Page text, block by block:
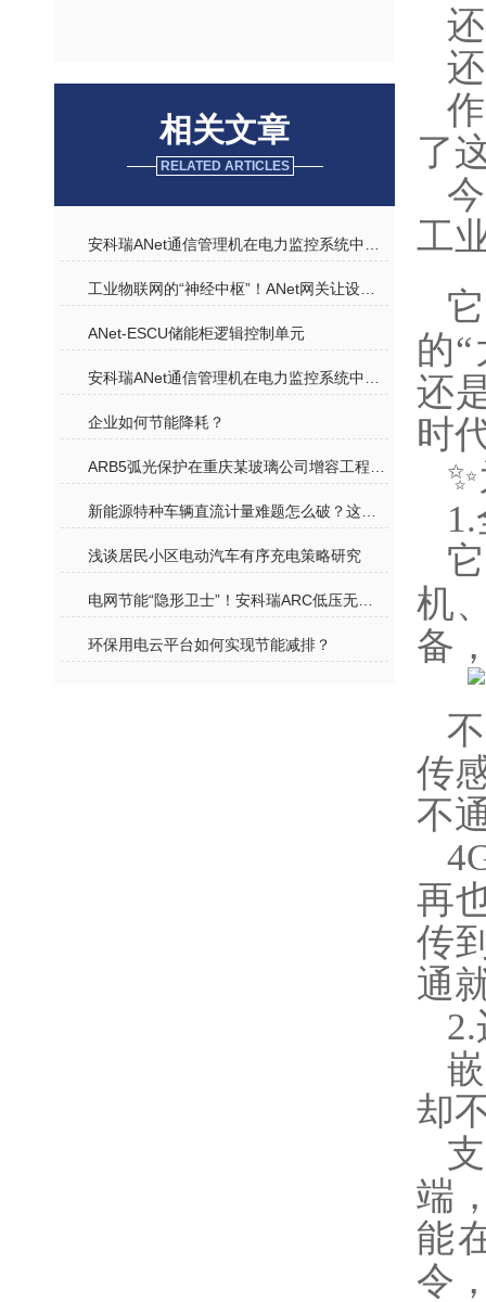
相关文章
RELATED ARTICLES
ANet-ESCU储能柜逻辑控制单元
企业如何节能降耗？
浅谈居民小区电动汽车有序充电策略研究
环保用电云平台如何实现节能减排？
了
工
的
还
时
机
备
传
不
再
传
通
却
端
能
令